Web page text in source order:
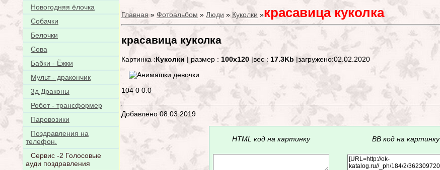
Новогодняя ёлочка
Собачки
Белочки
Сова
Бабки - Ёжки
Мульт - дракончик
3д Драконы
Робот - трансформер
Паровозики
Поздравления на
телефон.
Сервис -2 Голосовые
ауди поздравления
Главная » Фотоальбом » Люди » Куколки »красавица куколка
красавица куколка
Картинка :Куколки | размер : 100x120 |вес : 17.3Kb |загружено:02.02.2020
104 0 0.0
Добавлено 08.03.2019
HTML код на картинку BB код на картинку